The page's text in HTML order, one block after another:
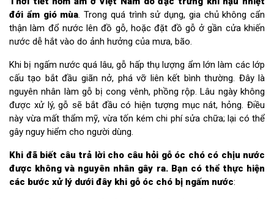
đới ẩm gió mùa. Trong quá trình sử dụng, gia chủ không cẩn
thận làm đổ nước lên đồ gỗ, hoặc đặt đồ gỗ ở gần cửa khiến
nước dễ hắt vào do ảnh hưởng của mưa, bão.
Khi bị ngấm nước quá lâu, gỗ hấp thụ lượng ẩm lớn làm các lớp
cấu tạo bắt đầu giãn nở, phá vỡ liên kết bình thường. Đây là
nguyên nhân làm gỗ bị cong vênh, phồng rộp. Lâu ngày không
được xử lý, gỗ sẽ bắt đầu có hiện tượng mục nát, hỏng. Điều
này vừa mất thẩm mỹ, vừa tốn kém chi phí sửa chữa; lại có thể
gây nguy hiểm cho người dùng.
Khi đã biết câu trả lời cho câu hỏi gỗ óc chó có chịu nước
được không và nguyên nhân gây ra. Bạn có thể thực hiện
các bước xử lý dưới đây khi gỗ óc chó bị ngấm nước: